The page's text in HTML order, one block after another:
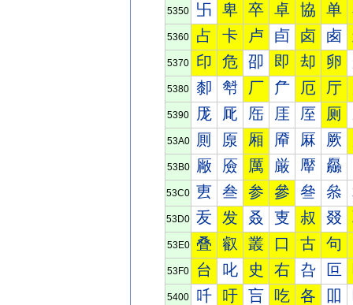
5350 卐 卑 卒 卓 協 单
5360 占 卡 卢 卣 卤 卥
5370 印 危 卲 即 却 卵
5380 厀 厁 厂 厃 厄 厅
5390 厐 厑 厒 厓 厔 厕
53A0 厠 厡 厢 厣 厤 厥
53B0 厰 厱 厲 厳 厴 厵
53C0 叀 叁 参 參 叄 叅
53D0 叐 发 叒 叓 叔 叕
53E0 叠 叡 叢 口 古 句
53F0 台 叱 史 右 叴 叵
5400 吀 吁 吂 吃 各 吅